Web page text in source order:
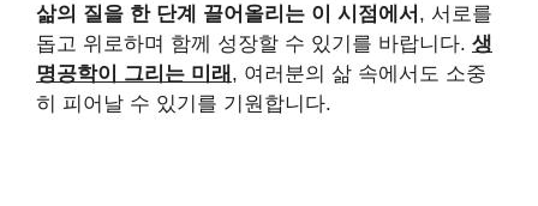
삶의 질을 한 단계 끌어올리는 이 시점에서 , 서로를
돕고 위로하며 함께 성장할 수 있기를 바랍니다. 생
명공학이 그리는 미래 , 여러분의 삶 속에서도 소중
히 피어날 수 있기를 기원합니다.